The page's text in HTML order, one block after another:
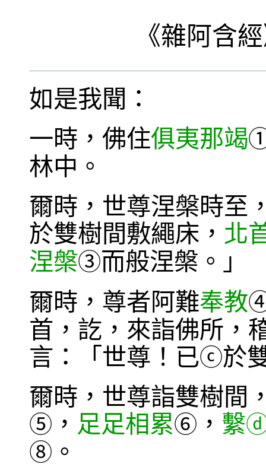
《雜阿含
如是我聞：
一時，佛住俱夷那竭
林中。
爾時，世尊涅槃時至
於雙樹間敷繩床， 北
涅槃③而般涅槃。」
爾時，尊者阿難奉教
首，訖，來詣佛所，
言：「世尊！已ⓒ於
爾時，世尊詣雙樹間
⑤ ， 足足相累⑥ ， 繫
⑧ 。